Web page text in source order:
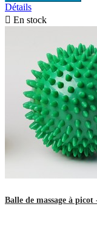
Détails
 En stock
Balle de massage à